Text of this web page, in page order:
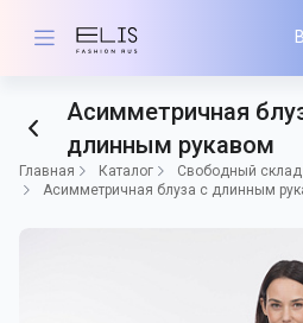
Асимметричная
длинным рукавом
Главная Каталог Свободный склад
Асимметричная блуза с длинным